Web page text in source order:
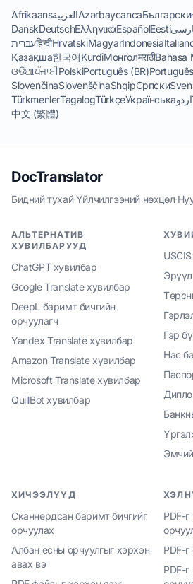
AfrikaansالعربيةAzərbaycancaБългарски
DanskDeutschΕλληνικάEspañolEesti
עבריתहिन्दीHrvatskiMagyarIndonesia
Қазақша한국어KurdîМонголमराठीBahasa
ଓଡିଆਪੰਜਾਬੀPolskiPortuguês (BR)
SlovenčinaSlovenščinaShqipСрпски
TürkmenlerTagalogTürkçeУкраїнськаاردو
中文 (繁體)
DocTranslator
Бидний тухай·Үйлчилгээний нөхцөл·
АЛЬТЕРНАТИВ
ХУВИЛБАРУУД
ChatGPT хувилбар
Google Translate хувилбар
DeepL баримт бичгийн
орчуулагч
Yandex Translate хувилбар
Amazon Translate хувилбар
Microsoft Translate хувилбар
QuillBot хувилбар
Гэр
Нас
ХИЧЭЭЛҮҮД
Сканнердсан баримт бичгийг
орчуулах
Албан ёсны орчуулгыг хэрхэн
авах вэ
PDF-
PDF-
PDF-